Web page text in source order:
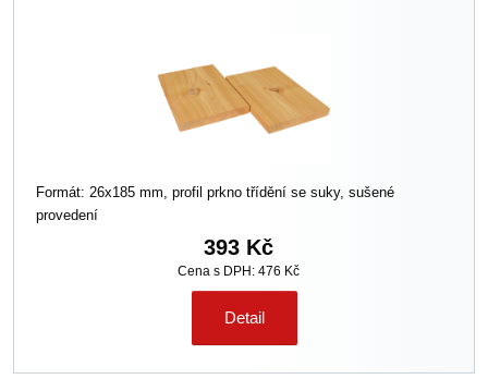
Formát: 26x185 mm, profil prkno třídění se suky, sušené
provedení
393 Kč
Cena s DPH: 476 Kč
Detail